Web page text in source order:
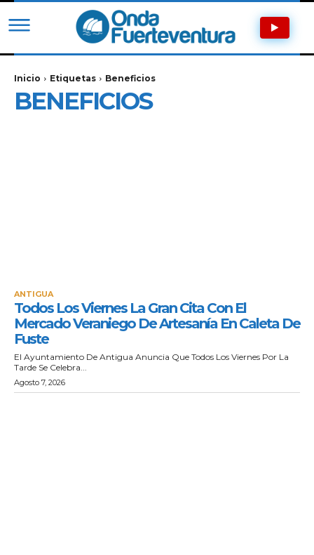
Inicio Etiquetas Beneficios
BENEFICIOS
ANTIGUA
Todos Los Viernes La Gran Cita Con El
Mercado Veraniego De Artesanía En Caleta De
Fuste
El Ayuntamiento De Antigua Anuncia Que Todos Los Viernes Por La
Tarde Se Celebra...
Agosto 7, 2026